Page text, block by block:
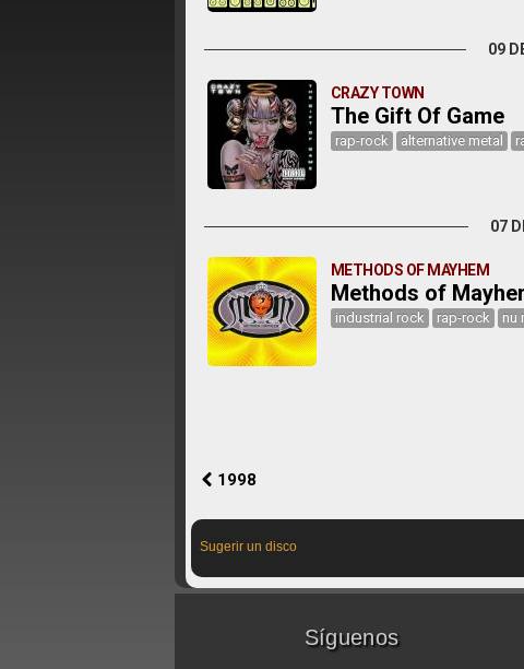
09
CRAZY TOWN
The Gift Of Game
rap-rock alternative metal
07
METHODS OF MAYHEM
Methods of
industrial rock rap-rock nu
1998
Sugerir un disco
Síguenos